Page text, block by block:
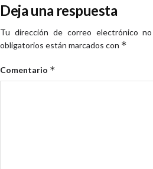
Deja una respuesta
Tu dirección de correo electrónico no
obligatorios están marcados con *
Comentario *